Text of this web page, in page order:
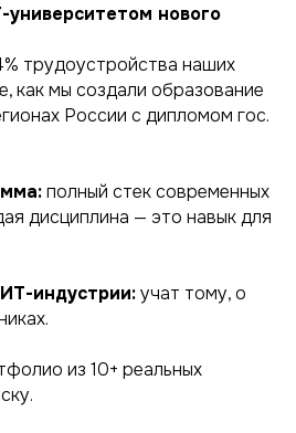
нового
трудоустройства наших
как мы создали образование
России с дипломом гос.
полный стек современных
дисциплина — это навык для
индустрии:учат тому, о
из 10+ реальных